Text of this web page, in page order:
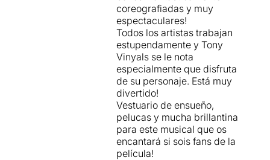
coreografiadas y muy
espectaculares!
Todos los artistas trabajan
estupendamente y Tony
Vinyals se le nota
especialmente que disfruta
de su personaje. Está muy
divertido!
Vestuario de ensueño,
pelucas y mucha brillantina
para este musical que os
encantará si sois fans de la
película!